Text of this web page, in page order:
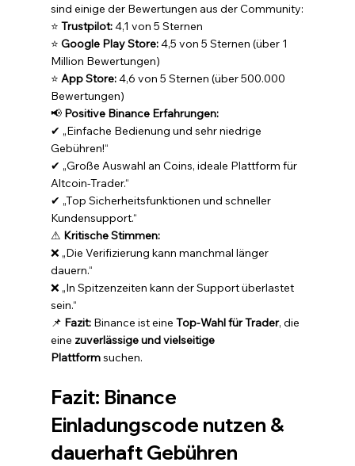
sind einige der Bewertungen aus der Community:
⭐ Trustpilot: 4,1 von 5 Sternen
⭐ Google Play Store: 4,5 von 5 Sternen (über 1
Million Bewertungen)
⭐ App Store: 4,6 von 5 Sternen (über 500.000
Bewertungen)
📢 Positive Binance Erfahrungen:
✔ „Einfache Bedienung und sehr niedrige
Gebühren!“
✔ „Große Auswahl an Coins, ideale Plattform für
Altcoin-Trader.“
✔ „Top Sicherheitsfunktionen und schneller
Kundensupport.“
⚠ Kritische Stimmen:
❌ „Die Verifizierung kann manchmal länger
dauern.“
❌ „In Spitzenzeiten kann der Support überlastet
sein.“
📌 Fazit: Binance ist eine Top-Wahl für Trader, die
eine zuverlässige und vielseitige
Plattform suchen.
Fazit: Binance
Einladungscode nutzen &
dauerhaft Gebühren